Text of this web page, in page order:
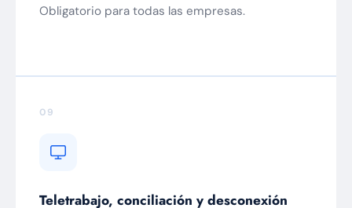
Obligatorio para todas las empresas.
09
Teletrabajo, conciliación y desconexión